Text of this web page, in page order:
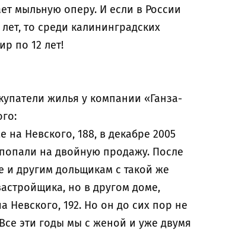
мыльную оперу. И если в России
то среди калининградских
по 12 лет!
жилья у компании «Ганза-
Невского, 188, в декабре 2005
на двойную продажу. После
и другим дольщикам с такой же
но в другом доме,
Невского, 192. Но он до сих пор не
эти годы мы с женой и уже двумя